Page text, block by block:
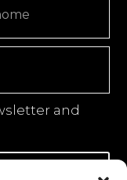
and